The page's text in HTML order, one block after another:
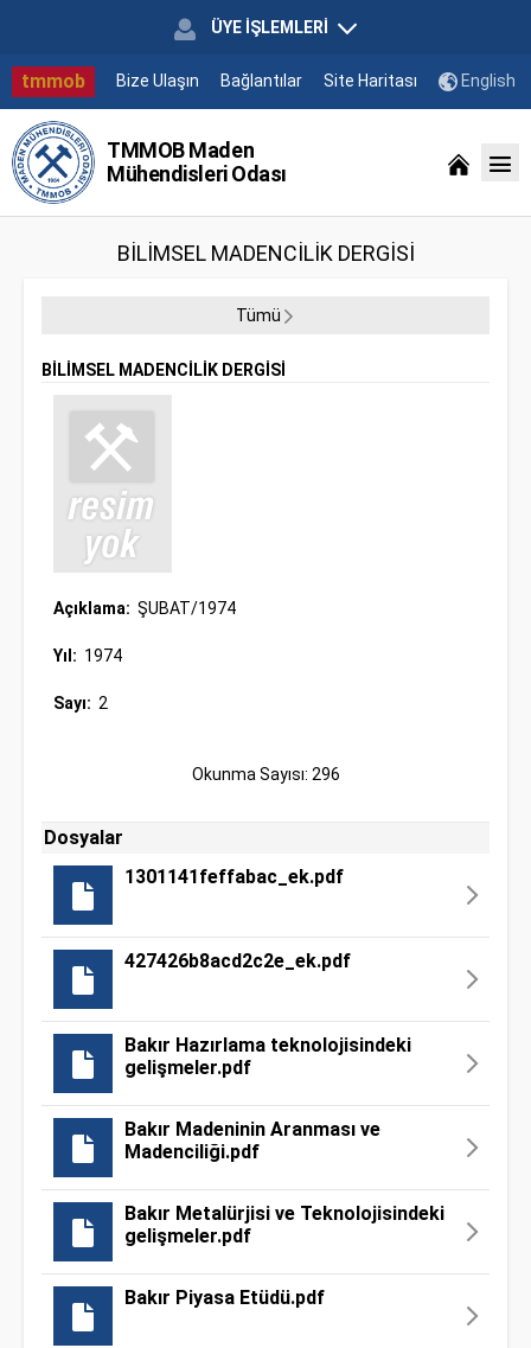
ÜYE İŞLEMLERİ
tmmob Bize Ulaşın Bağlantılar Site Haritası English
TMMOB Maden
Mühendisleri Odası
BİLİMSEL MADENCİLİK DERGİSİ
Tümü
BİLİMSEL MADENCİLİK DERGİSİ
Açıklama: ŞUBAT/1974
Yıl: 1974
Sayı: 2
Okunma Sayısı: 296
Dosyalar
1301141feffabac_ek.pdf
427426b8acd2c2e_ek.pdf
Bakır Hazırlama teknolojisindeki
gelişmeler.pdf
Bakır Madeninin Aranması ve
Madenciliği.pdf
Bakır Metalürjisi ve Teknolojisindeki
gelişmeler.pdf
Bakır Piyasa Etüdü.pdf